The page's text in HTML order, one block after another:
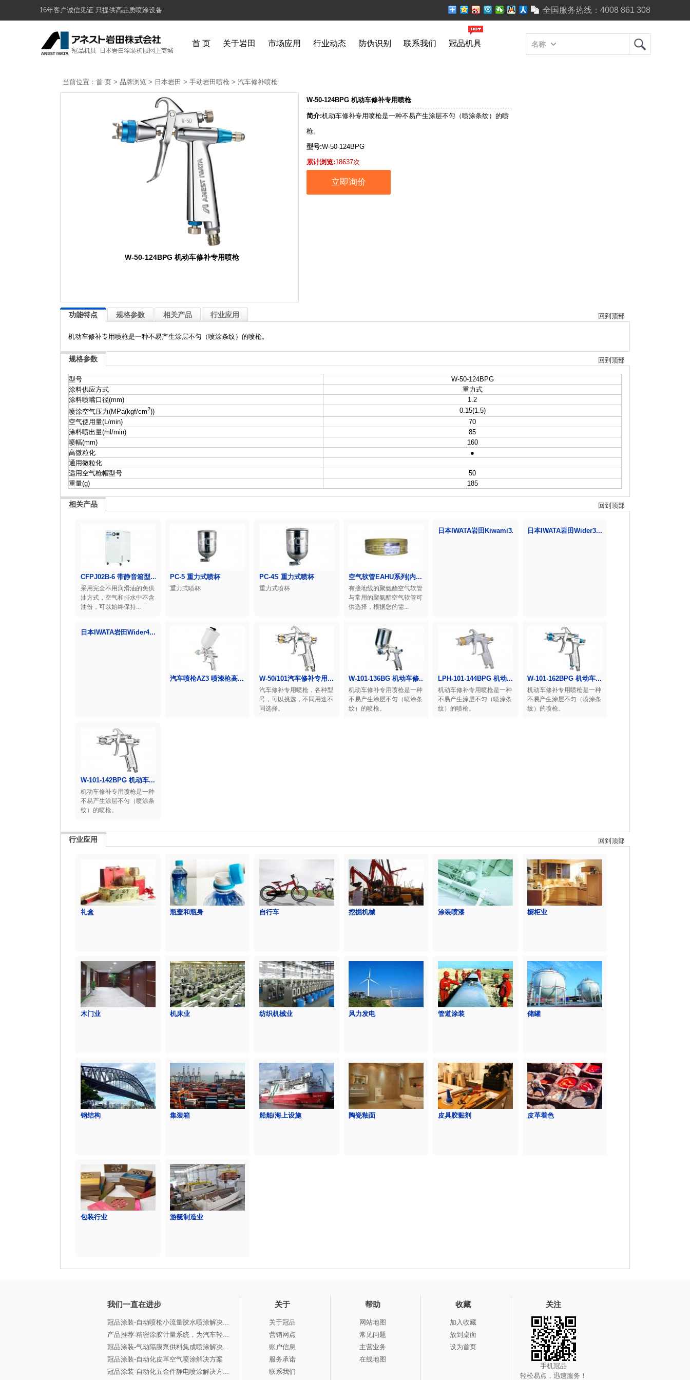
16年客户诚信见证 只提供高品质喷涂设备 全国服务热线： 4008 861 308
首 页 关于岩田 市场应用 行业动态 防伪识别 联系我们 冠品机具 名称
当前位置： 首 页 > 品牌浏览 > 日本岩田 > 手动岩田喷枪 > 汽车修补喷枪
W-50-124BPG 机动车修补专用喷枪
W-50-124BPG 机动车修补专用喷枪
简介:机动车修补专用喷枪是一种不易产生涂层不匀（喷涂条纹）的喷
枪。
型号:W-50-124BPG
累计浏览:18637次
立即询价
回到顶部
功能特点 规格参数 相关产品 行业应用
机动车修补专用喷枪是一种不易产生涂层不匀（喷涂条纹）的喷枪。
回到顶部
规格参数
型号
W-50-124BPG
涂料供应方式
重力式
涂料喷嘴口径(mm)
1.2
喷涂空气压力(MPa(kgf/cm2))
0.15(1.5)
空气使用量(L/min)
70
涂料喷出量(ml/min)
85
喷幅(mm)
160
高微粒化
●
通用微粒化
适用空气枪帽型号
50
重量(g)
185
回到顶部
相关产品
CFPJ02B-6 带静音箱型...
采用完全不用润滑油的免供
油方式，空气和排水中不含
油份，可以始终保持...
PC-5 重力式喷杯
重力式喷杯
PC-4S 重力式喷杯
重力式喷杯
空气软管EAHU系列(内...
有接地线的聚氨酯空气软管
与常用的聚氨酯空气软管可
供选择，根据您的需...
日本IWATA岩田Kiwami3... 日本IWATA岩田Wider3...
日本IWATA岩田Wider4...
汽车喷枪AZ3 喷漆枪高... W-50/101汽车修补专用...
汽车修补专用喷枪，各种型
号，可以挑选，不同用途不
同选择。
W-101-136BG 机动车修...
机动车修补专用喷枪是一种
不易产生涂层不匀（喷涂条
纹）的喷枪。
LPH-101-144BPG 机动...
机动车修补专用喷枪是一种
不易产生涂层不匀（喷涂条
纹）的喷枪。
W-101-162BPG 机动车...
机动车修补专用喷枪是一种
不易产生涂层不匀（喷涂条
纹）的喷枪。
W-101-142BPG 机动车...
机动车修补专用喷枪是一种
不易产生涂层不匀（喷涂条
纹）的喷枪。
回到顶部
行业应用
礼盒 瓶盖和瓶身 自行车 挖掘机械 涂装喷漆 橱柜业
木门业 机床业 纺织机械业 风力发电 管道涂装 储罐
钢结构 集装箱 船舶/海上设施 陶瓷釉面 皮具胶黏剂 皮革着色
包装行业 游艇制造业
我们一直在进步
冠品涂装-自动喷枪小流量胶水喷涂解决...
产品推荐-精密涂胶计量系统，为汽车轻...
冠品涂装-气动隔膜泵供料集成喷涂解决...
冠品涂装-自动化皮革空气喷涂解决方案
冠品涂装-自动化五金件静电喷涂解决方...
关于
关于冠品
营销网点
账户信息
服务承诺
联系我们
帮助
网站地图
常见问题
主营业务
在线地图
收藏
加入收藏
放到桌面
设为首页
关注
手机冠品
轻松易点，迅速服务！